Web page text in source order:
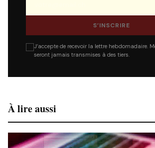
S’INSCRIRE
J’accepte de recevoir la lettre hebdomadaire.
seront jamais transmises à des tiers.
À lire aussi